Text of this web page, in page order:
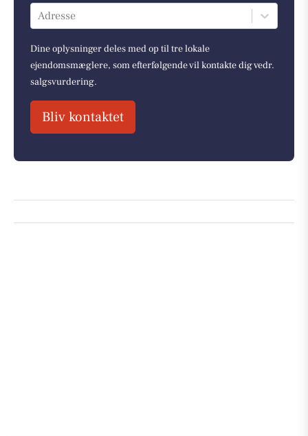
Adresse
Dine oplysninger deles med op til tre lokale
ejendomsmæglere, som efterfølgende vil kontakte dig vedr.
salgsvurdering.
Bliv kontaktet